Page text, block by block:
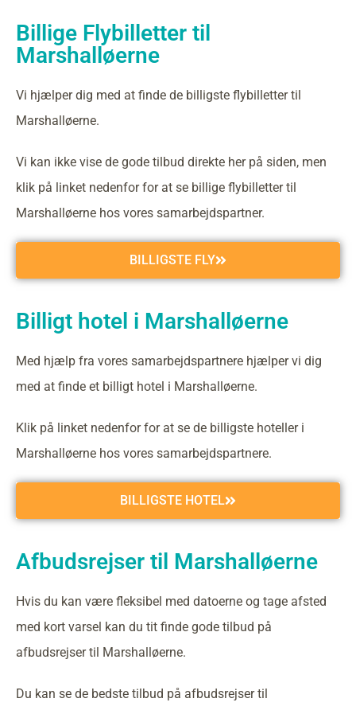
Billige Flybilletter til
Marshalløerne
Vi hjælper dig med at finde de billigste flybilletter til
Marshalløerne.
Vi kan ikke vise de gode tilbud direkte her på siden, men
klik på linket nedenfor for at se billige flybilletter til
Marshalløerne hos vores samarbejdspartner.
BILLIGSTE FLY
Billigt hotel i Marshalløerne
Med hjælp fra vores samarbejdspartnere hjælper vi dig
med at finde et billigt hotel i Marshalløerne.
Klik på linket nedenfor for at se de billigste hoteller i
Marshalløerne hos vores samarbejdspartnere.
BILLIGSTE HOTEL
Afbudsrejser til Marshalløerne
Hvis du kan være fleksibel med datoerne og tage afsted
med kort varsel kan du tit finde gode tilbud på
afbudsrejser til Marshalløerne.
Du kan se de bedste tilbud på afbudsrejser til